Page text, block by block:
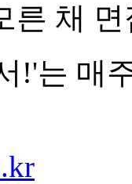
른 채
!'는 매